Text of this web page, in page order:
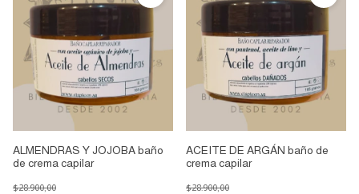
ALMENDRAS Y JOJOBA baño
de crema capilar
$28.900,00
ACEITE DE ARGÁN baño de
crema capilar
$28.900,00